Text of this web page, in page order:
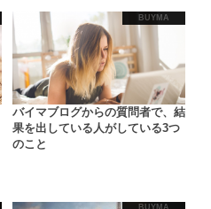
BUYMA
バイマブログからの質問者で、結
果を出している人がしている3つ
のこと